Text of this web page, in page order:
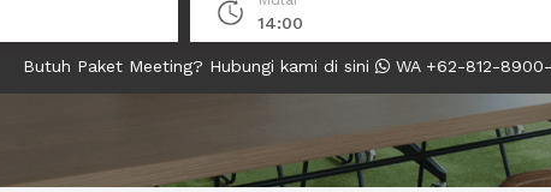
14:00
Butuh Paket Meeting? Hubungi kami di sini WA +62-812-